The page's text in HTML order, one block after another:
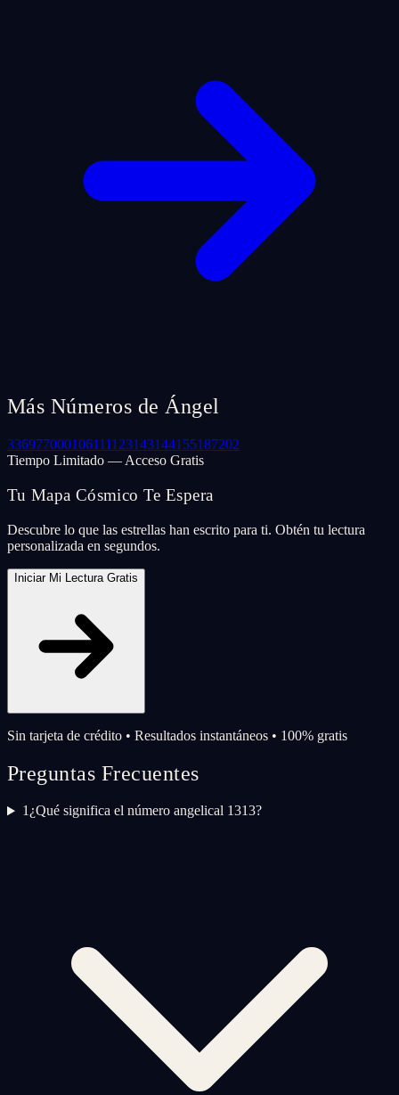
Más Números de Ángel
336977000106111123143144155187202
Tiempo Limitado — Acceso Gratis
Tu Mapa Cósmico Te Espera
Descubre lo que las estrellas han escrito para ti. Obtén tu lectura
personalizada en segundos.
Iniciar Mi Lectura Gratis
Sin tarjeta de crédito • Resultados instantáneos • 100% gratis
Preguntas Frecuentes
1¿Qué significa el número angelical 1313?